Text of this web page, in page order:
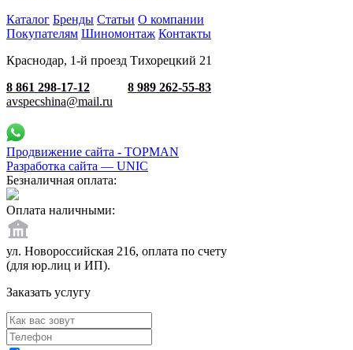
Каталог Бренды Статьи О компании
Покупателям Шиномонтаж Контакты
Краснодар, 1-й проезд Тихорецкий 21
8 861 298-17-12
8 989 262-55-83
avspecshina@mail.ru
Продвижение сайта - TOPMAN
Разработка сайта — UNIC
Безналичная оплата:
Оплата наличными:
ул. Новороссийская 216, оплата по счету
(для юр.лиц и ИП).
Заказать услугу